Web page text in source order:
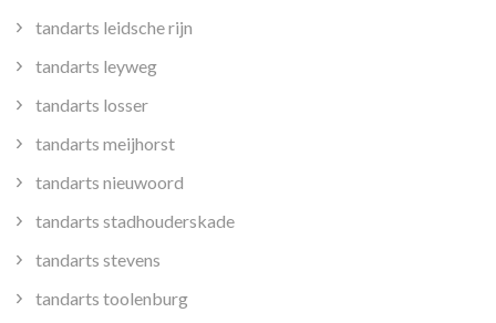
tandarts leidsche rijn
tandarts leyweg
tandarts losser
tandarts meijhorst
tandarts nieuwoord
tandarts stadhouderskade
tandarts stevens
tandarts toolenburg